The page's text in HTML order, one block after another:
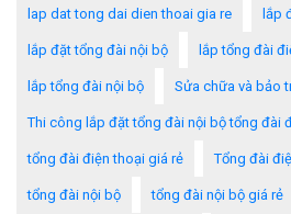
lap dat tong dai dien thoai gia re lắp
lắp đặt tổng đài nội bộ lắp tổng đài
lắp tổng đài nội bộ Sửa chữa và bảo
Thi công lắp đặt tổng đài nội bộ tổng đài
tổng đài điện thoại giá rẻ Tổng đài
tổng đài nội bộ tổng đài nội bộ giá rẻ